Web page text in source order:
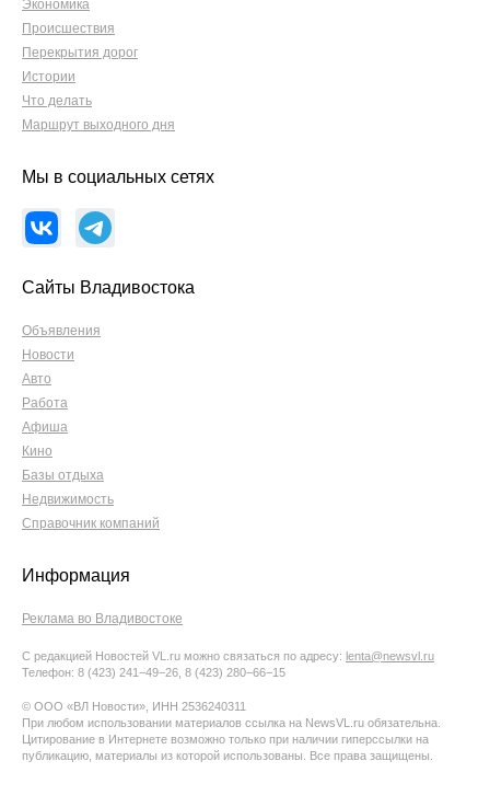
Экономика
Происшествия
Перекрытия дорог
Истории
Что делать
Маршрут выходного дня
Мы в социальных сетях
Сайты Владивостока
Объявления
Новости
Авто
Работа
Афиша
Кино
Базы отдыха
Недвижимость
Справочник компаний
Информация
Реклама во Владивостоке
С редакцией Новостей VL.ru можно связаться по адресу: lenta@newsvl.ru
Телефон: 8 (423) 241−49−26, 8 (423) 280−66−15
© ООО «ВЛ Новости», ИНН 2536240311
При любом использовании материалов ссылка на NewsVL.ru обязательна.
Цитирование в Интернете возможно только при наличии гиперссылки на
публикацию, материалы из которой использованы. Все права защищены.